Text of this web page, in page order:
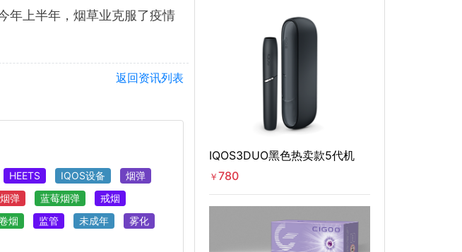
年上半年，烟草业克服了疫情
返回资讯列表
HEETS IQOS设备
烟弹
弹 蓝莓烟弹
戒烟
烟 监管 未成年
雾化
IQOS3DUO黑色热卖款5代机
￥ 780